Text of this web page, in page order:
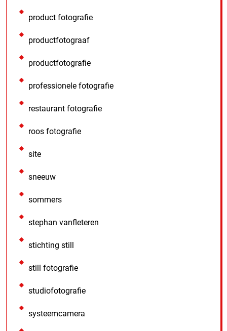
product fotografie
productfotograaf
productfotografie
professionele fotografie
restaurant fotografie
roos fotografie
site
sneeuw
sommers
stephan vanfleteren
stichting still
still fotografie
studiofotografie
systeemcamera